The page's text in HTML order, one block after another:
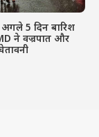
5 दिन बारिश
ने वज्रपात और